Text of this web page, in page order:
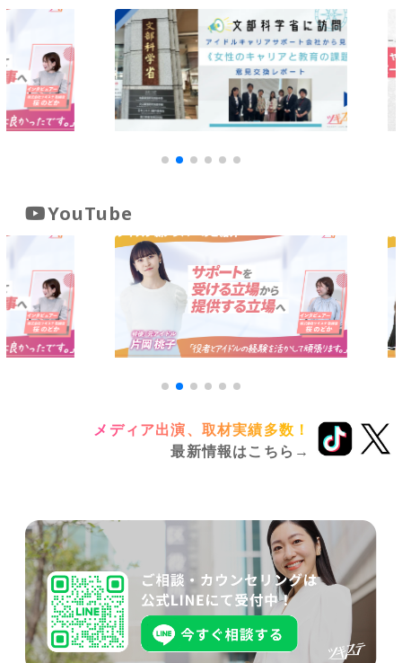
YouTube
メディア出演、取材実績多数！
最新情報はこちら→